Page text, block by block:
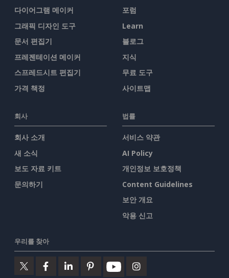
다이어그램 메이커
그래픽 디자인 도구
문서 편집기
프레젠테이션 메이커
스프레드시트 편집기
가격 책정
포럼
Learn
블로그
지식
무료 도구
사이트맵
회사
회사 소개
새 소식
보도 자료 키트
문의하기
법률
서비스 약관
AI Policy
개인정보 보호정책
Content Guidelines
보안 개요
악용 신고
우리를 찾아